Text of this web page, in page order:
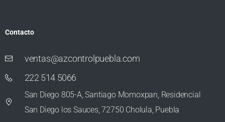
Contacto
ventas@azcontrolpuebla.com
222 514 5066
San Diego 805-A, Santiago Momoxpan, Residencial
San Diego los Sauces, 72750 Cholula, Puebla